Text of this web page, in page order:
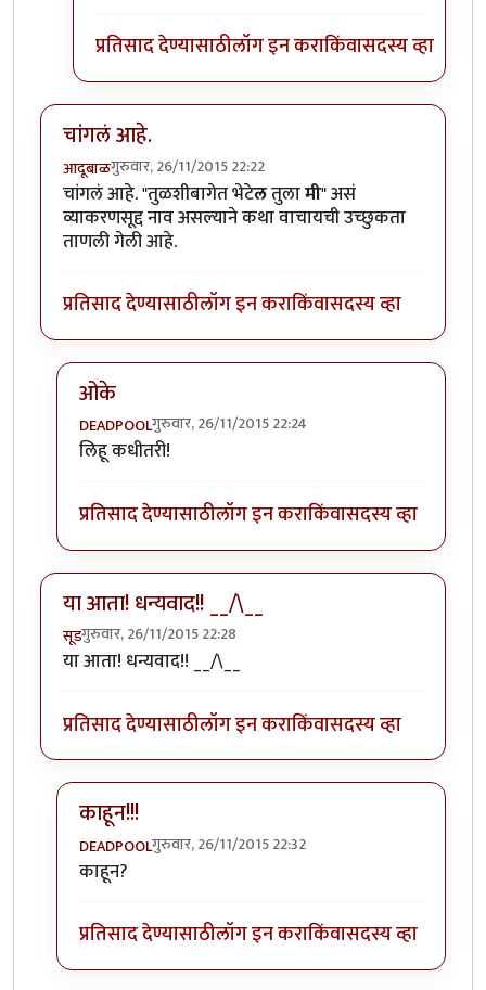
प्रतिसाद देण्यासाठीलॉग इन कराकिंवासदस्य व्हा
चांगलं आहे.
आदूबाळगुरुवार, 26/11/2015 22:22
चांगलं आहे. "तुळशीबागेत भेटेलतुलामी" असं
व्याकरणसूद्द नाव असल्याने कथा वाचायची उच्छुकता
ताणली गेली आहे.
प्रतिसाद देण्यासाठीलॉग इन कराकिंवासदस्य व्हा
ओके
DEADPOOLगुरुवार, 26/11/2015 22:24
In reply toचांगलं आहे.
लिहू कधीतरी!
प्रतिसाद देण्यासाठीलॉग इन कराकिंवासदस्य व्हा
या आता! धन्यवाद!! __/\__
सूडगुरुवार, 26/11/2015 22:28
या आता! धन्यवाद!! __/\__
प्रतिसाद देण्यासाठीलॉग इन कराकिंवासदस्य व्हा
काहून!!!
DEADPOOLगुरुवार, 26/11/2015 22:32
In reply to
काहून?
प्रतिसाद देण्यासाठीलॉग इन कराकिंवासदस्य व्हा